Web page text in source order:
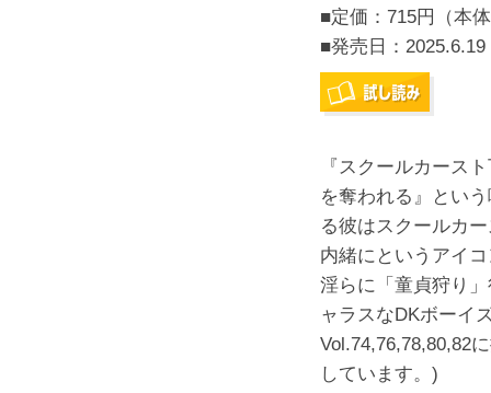
■定価：715円（本
■発売日： 2025.6.19
『スクールカース
を奪われる』とい
る彼はスクールカ
内緒にというアイ
淫らに「童貞狩り
ャラスなDKボーイ
Vol.74,76,78,80,82
しています。)